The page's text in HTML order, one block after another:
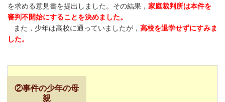
を求める意見書を提出しました。その結果， 家庭裁判所は本件を
審判不開始にすることを決めました。
また，少年は高校に通っていましたが， 高校を退学せずにすみま
した。
②事件の少年の母
親